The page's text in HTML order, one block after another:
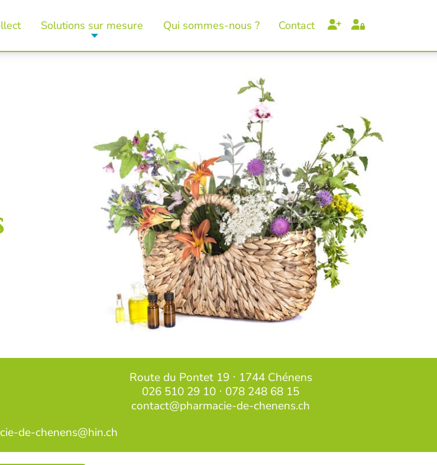
Solutions sur mesure Qui sommes-nous ? Contact
Route du Pontet 19 ⋅ 1744 Chénens
026 510 29 10 ⋅ 078 248 68 15
contact@pharmacie-de-chenens.ch
de-chenens@hin.ch